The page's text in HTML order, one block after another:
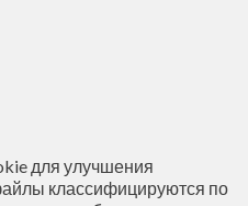
для улучшения
классифицируются по